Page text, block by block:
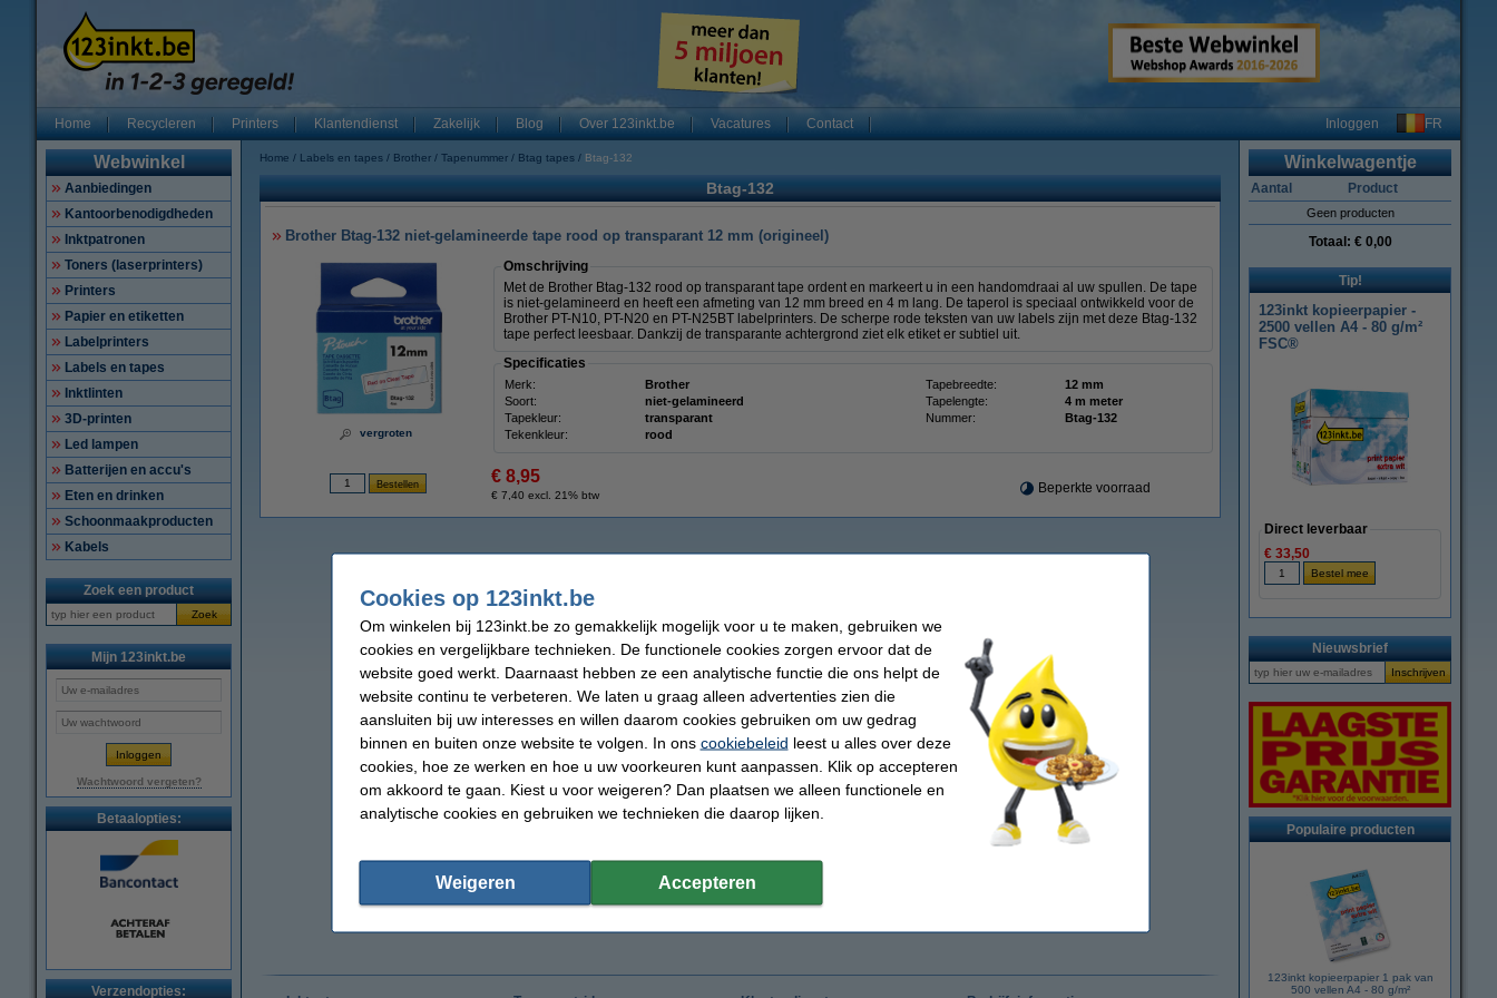
Home Recycleren Printers Klantendienst Zakelijk Blog Over 123inkt.be Vacatures Contact Inloggen FR
Webwinkel
Aanbiedingen
Kantoorbenodigdheden
Inktpatronen
Toners (laserprinters)
Printers
Papier en etiketten
Labelprinters
Labels en tapes
Inktlinten
3D-printen
Led lampen
Batterijen en accu's
Eten en drinken
Schoonmaakproducten
Kabels
Zoek een product
Zoek
Mijn 123inkt.be
Wachtwoord vergeten?
Betaalopties:
Verzendopties:
Home Labels en tapes Brother Tapenummer Btag tapes Btag-132
Btag-132
Brother Btag-132 niet-gelamineerde tape rood op transparant 12 mm (origineel)
vergroten
Omschrijving
Met de Brother Btag-132 rood op transparant tape ordent en markeert u in een handomdraai al uw spullen. De tape
is niet-gelamineerd en heeft een afmeting van 12 mm breed en 4 m lang. De taperol is speciaal ontwikkeld voor de
Brother PT-N10, PT-N20 en PT-N25BT labelprinters. De scherpe rode teksten van uw labels zijn met deze Btag-132
tape perfect leesbaar. Dankzij de transparante achtergrond ziet elk etiket er subtiel uit.
Specificaties
Merk: Brother Tapebreedte:
12 mm
Soort:
niet-gelamineerd Tapelengte:
4 m meter
Tapekleur:
transparant Nummer:
Btag-132
Tekenkleur:
rood
€ 8,95
€ 7,40 excl. 21% btw Beperkte voorraad
Winkelwagentje
Aantal Product
Geen producten
Totaal: € 0,00
Tip!
123inkt kopieerpapier -
2500 vellen A4 - 80 g/m²
FSC®
Direct leverbaar
€ 33,50
Nieuwsbrief
Populaire producten
123inkt kopieerpapier 1 pak van
500 vellen A4 - 80 g/m²
Cookies op 123inkt.be
Om winkelen bij 123inkt.be zo gemakkelijk mogelijk voor u te maken, gebruiken we
cookies en vergelijkbare technieken. De functionele cookies zorgen ervoor dat de
website goed werkt. Daarnaast hebben ze een analytische functie die ons helpt de
website continu te verbeteren. We laten u graag alleen advertenties zien die
aansluiten bij uw interesses en willen daarom cookies gebruiken om uw gedrag
binnen en buiten onze website te volgen. In ons cookiebeleid leest u alles over deze
cookies, hoe ze werken en hoe u uw voorkeuren kunt aanpassen. Klik op accepteren
om akkoord te gaan. Kiest u voor weigeren? Dan plaatsen we alleen functionele en
analytische cookies en gebruiken we technieken die daarop lijken.
Weigeren Accepteren